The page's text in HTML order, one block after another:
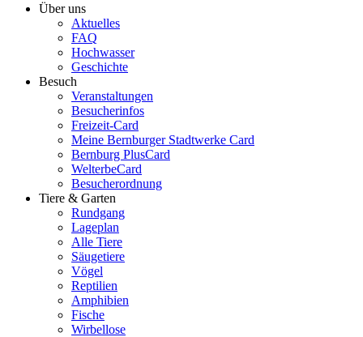
Über uns
Aktuelles
FAQ
Hochwasser
Geschichte
Besuch
Veranstaltungen
Besucherinfos
Freizeit-Card
Meine Bernburger Stadtwerke Card
Bernburg PlusCard
WelterbeCard
Besucherordnung
Tiere & Garten
Rundgang
Lageplan
Alle Tiere
Säugetiere
Vögel
Reptilien
Amphibien
Fische
Wirbellose